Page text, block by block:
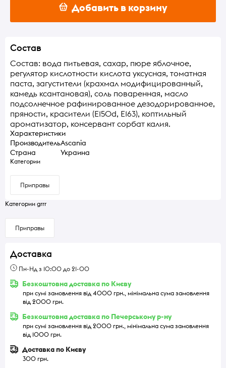
Добавить в корзину
Состав
Состав: вода питьевая, сахар, пюре яблочное,
регулятор кислотности кислота уксусная, томатная
паста, загустители (крахмал модифицированный,
камедь ксантановая), соль поваренная, масло
подсолнечное рафинированное дезодорированное,
пряности, красители (Е150d, Е163), коптильный
ароматизатор, консервант сорбат калия.
Характеристики
ПроизводительAscania
Страна
Украина
Категории
Приправы
Категории grrr
Приправы
Доставка
Пн-Нд з 10:00 до 21-00
Безкоштовна доставка по Києву
при сумі замовлення від 4000 грн., мінімальна сума замовлення
від 2000 грн.
Безкоштовна доставка по Печерському р-ну
при сумі замовлення від 2000 грн., мінімальна сума замовлення
від 1000 грн.
Доставка по Києву
300 грн.